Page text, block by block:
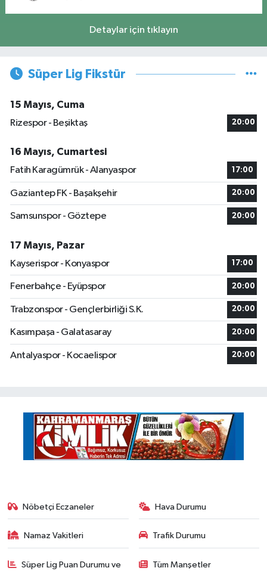
Detaylar için tıklayın
Süper Lig Fikstür
15 Mayıs, Cuma
Rizespor - Beşiktaş
20:00
16 Mayıs, Cumartesi
Fatih Karagümrük - Alanyaspor
17:00
Gaziantep FK - Başakşehir 20:00
Samsunspor - Göztepe 20:00
17 Mayıs, Pazar
Kayserispor - Konyaspor
17:00
Fenerbahçe - Eyüpspor 20:00
Trabzonspor - Gençlerbirliği S.K. 20:00
Kasımpaşa - Galatasaray 20:00
Antalyaspor - Kocaelispor 20:00
Nöbetçi Eczaneler Hava Durumu
Namaz Vakitleri Trafik Durumu
Süper Lig Puan Durumu ve Tüm Manşetler